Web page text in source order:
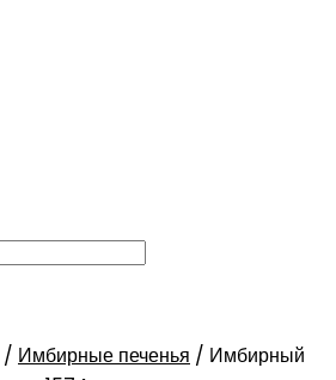
/ Имбирные печенья / Имбирный